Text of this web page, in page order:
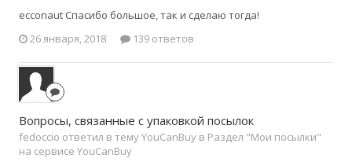
ecconaut Спасибо большое, так и сделаю тогда!
26 января, 2018
139 ответов
Вопросы, связанные с упаковкой посылок
fedoccio ответил в тему YouCanBuy в Раздел "Мои посылки"
на сервисе YouCanBuy